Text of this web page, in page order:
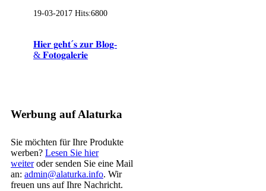
19-03-2017 Hits:6800
𝐇𝐢𝐞𝐫 𝐠𝐞𝐡𝐭´𝐬 𝐳𝐮𝐫 𝐁𝐥𝐨𝐠-
& 𝐅𝐨𝐭𝐨𝐠𝐚𝐥𝐞𝐫𝐢𝐞
Werbung auf Alaturka
Sie möchten für Ihre Produkte
werben? Lesen Sie hier
weiteroder senden Sie eine Mail
an: admin@alaturka.info. Wir
freuen uns auf Ihre Nachricht.